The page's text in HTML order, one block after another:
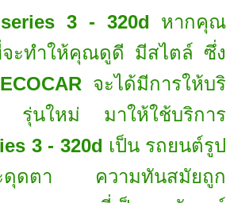
3 - 320d หากคุณ
จะทำให้คุณดูดี มีสไตล์ ซึ่ง
จะได้มีการให้บริ
นใหม่ มาให้ใช้บริการ
3 - 320d เป็น รถยนต์รูป
ะดุดตา ความทันสมัยถูก